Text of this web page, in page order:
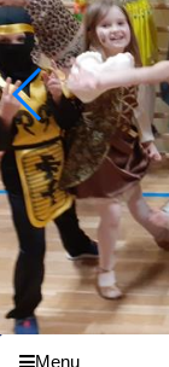
Menu